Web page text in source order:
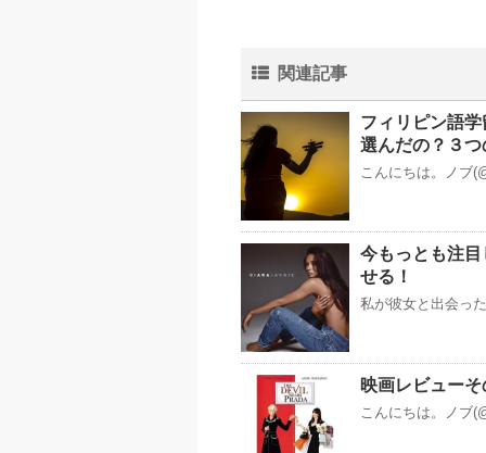
関連記事
フィリピン語
選んだの？３つ
こんにちは。ノブ
今もっとも注
せる！
私が彼女と出会っ
映画レビュー
こんにちは。ノブ